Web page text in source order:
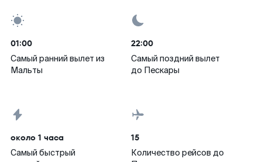
01:00
Самый ранний вылет из
Мальты
22:00
Самый поздний вылет
до Пескары
около 1 часа
Самый быстрый
15
Количество рейсов до